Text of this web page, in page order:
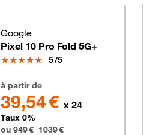
Google
Pixel 10 Pro Fold 5G+
Note
5/5
949 euros au lieu de 1039 euros
à partir de
39,54 € x 24
Taux 0%
ou 949 € 1039 €